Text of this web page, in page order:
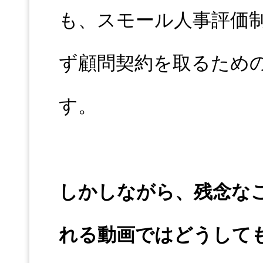
も、スモール人事評価
ず顧問契約を取るため
す。
しかしながら、残念な
れる動画ではどうして